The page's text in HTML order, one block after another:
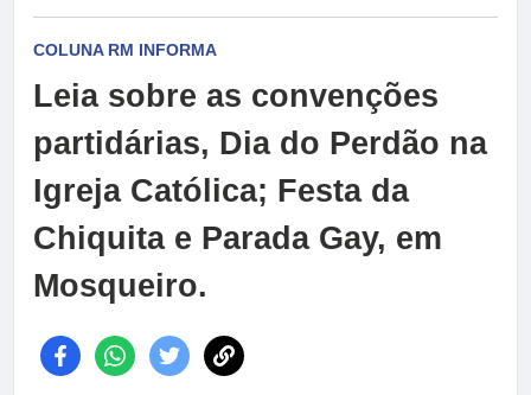
COLUNA RM INFORMA
Leia sobre as convenções
partidárias, Dia do Perdão na
Igreja Católica; Festa da
Chiquita e Parada Gay, em
Mosqueiro.